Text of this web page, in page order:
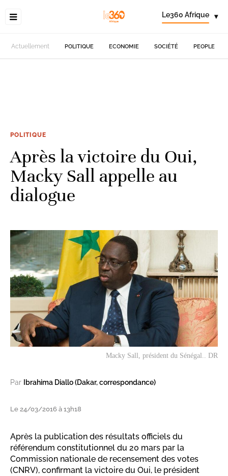
Le360 Afrique ▾
Actuellement POLITIQUE ECONOMIE SOCIÉTÉ PEOPLE
POLITIQUE
Après la victoire du Oui,
Macky Sall appelle au
dialogue
Macky Sall, président du Sénégal.. DR
Par Ibrahima Diallo (Dakar, correspondance)
Le 24/03/2016 à 13h18
Après la publication des résultats officiels du
référendum constitutionnel du 20 mars par la
Commission nationale de recensement des votes
(CNRV), confirmant la victoire du Oui, le président